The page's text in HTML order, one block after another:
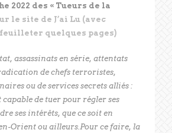
2022 des « Tueurs de la
le site de J’ai Lu (avec
quelques pages)
assassinats en série, attentats
de chefs terroristes,
ou de services secrets alliés :
capable de tuer pour régler ses
ses intérêts, que ce soit en
Orient ou ailleurs.Pour ce faire, la